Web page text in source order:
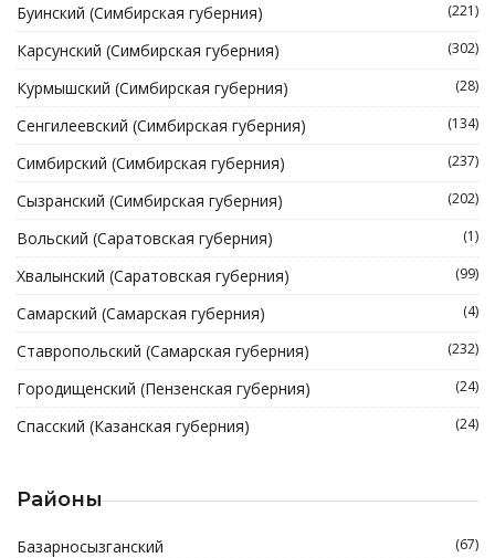
Буинский (Симбирская губерния) (221)
Карсунский (Симбирская губерния) (302)
Курмышский (Симбирская губерния) (28)
Сенгилеевский (Симбирская губерния) (134)
Симбирский (Симбирская губерния) (237)
Сызранский (Симбирская губерния) (202)
Вольский (Саратовская губерния) (1)
Хвалынский (Саратовская губерния) (99)
Самарский (Самарская губерния) (4)
Ставропольский (Самарская губерния) (232)
Городищенский (Пензенская губерния) (24)
Спасский (Казанская губерния) (24)
Районы
Базарносызганский (67)